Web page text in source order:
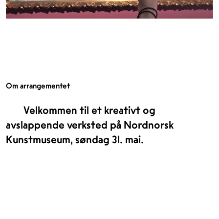
Om arrangementet
Velkommen til et kreativt og
avslappende verksted på Nordnorsk
Kunstmuseum, søndag 31. mai.